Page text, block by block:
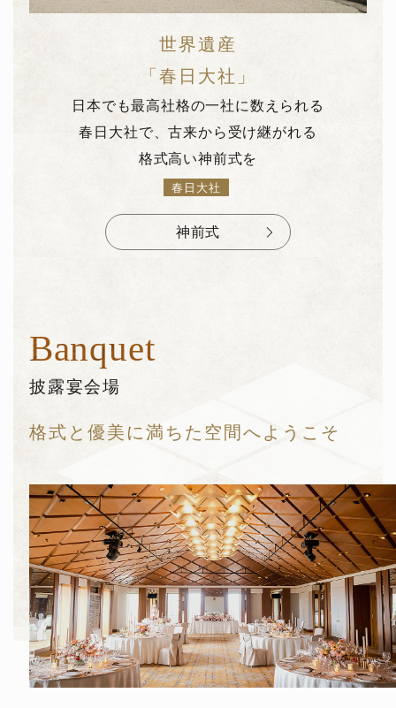
世界遺産
「春日大社」
日本でも最高社格の一社に数えられる
春日大社で、古来から受け継がれる
格式高い神前式を
春日大社
神前式
披露宴会場
Banquet
格式と優美に満ちた 空間へようこそ